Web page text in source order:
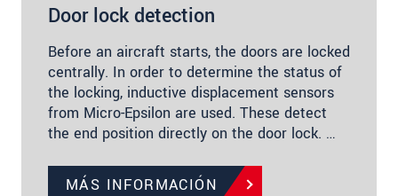
Door lock detection
Before an aircraft starts, the doors are locked
centrally. In order to determine the status of
the locking, inductive displacement sensors
from Micro-Epsilon are used. These detect
the end position directly on the door lock. …
MÁS INFORMACIÓN